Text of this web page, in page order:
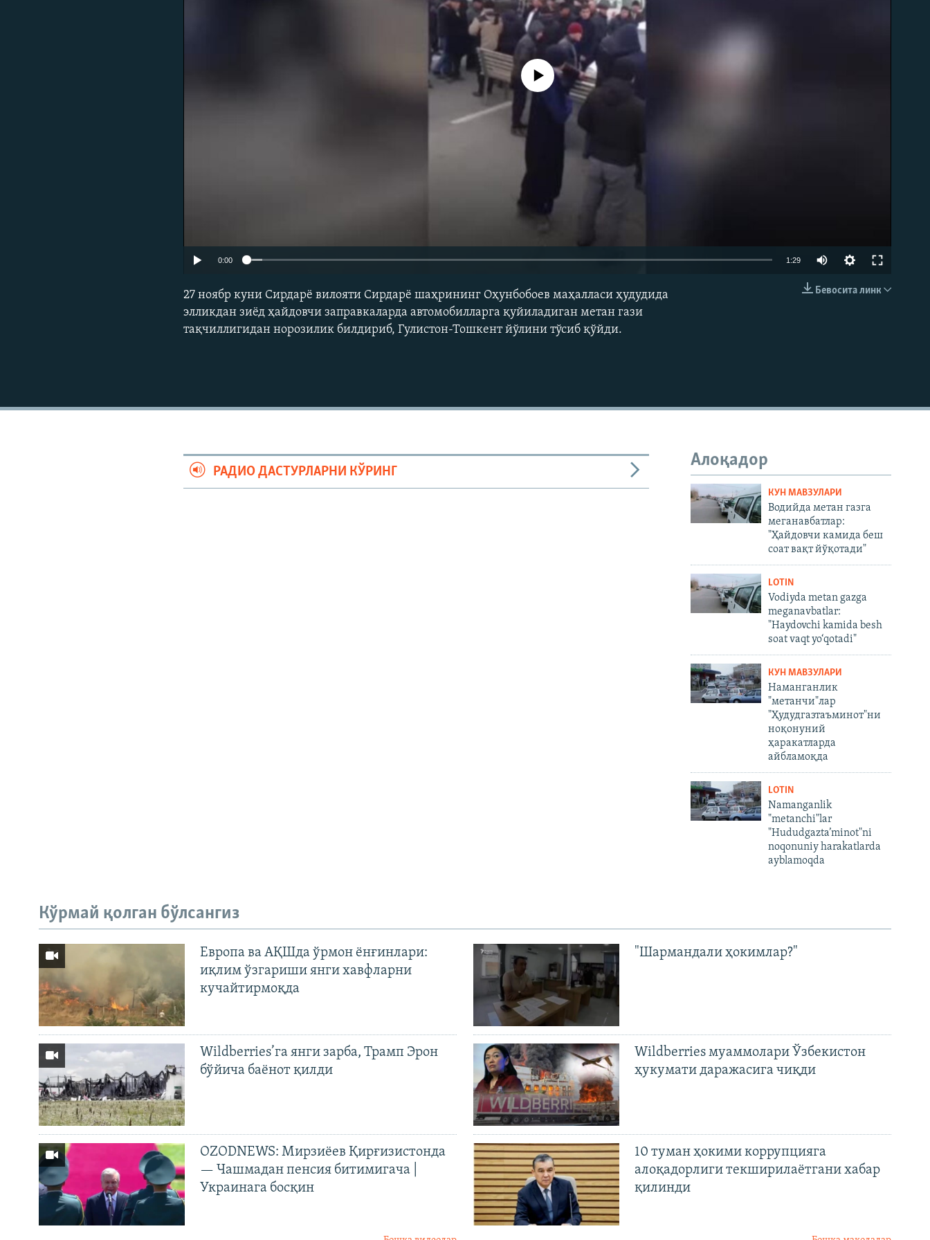
Айни дамда медиа-манба мавжуд эмас
0:00 1:29
Бевосита линк
27 ноябр куни Сирдарё вилояти Сирдарё шаҳрининг Оҳунбобоев маҳалласи ҳудудида
элликдан зиёд ҳайдовчи заправкаларда автомобилларга қуйиладиган метан гази
тақчиллигидан норозилик билдириб, Гулистон-Тошкент йўлини тўсиб қўйди.
Алоқадор
КУН МАВЗУЛАРИ
Водийда метан газга
меганавбатлар:
"Ҳайдовчи камида беш
соат вақт йўқотади"
LOTIN
Vodiyda metan gazga
meganavbatlar:
"Haydovchi kamida besh
soat vaqt yo‘qotadi"
КУН МАВЗУЛАРИ
Наманганлик
"метанчи"лар
"Ҳудудгазтаъминот"ни
ноқонуний
ҳаракатларда
айбламоқда
LOTIN
Namanganlik
"metanchi"lar
"Hududgazta’minot"ni
noqonuniy harakatlarda
ayblamoqda
РАДИО ДАСТУРЛАРНИ КЎРИНГ
Кўрмай қолган бўлсангиз
Европа ва АҚШда ўрмон ёнғинлари:
иқлим ўзгариши янги хавфларни
кучайтирмоқда
Wildberries’га янги зарба, Трамп Эрон
бўйича баёнот қилди
OZODNEWS: Мирзиёев Қирғизистонда
— Чашмадан пенсия битимигача |
Украинага босқин
"Шармандали ҳокимлар?"
Wildberries муаммолари Ўзбекистон
ҳукумати даражасига чиқди
10 туман ҳокими коррупцияга
алоқадорлиги текширилаётгани хабар
қилинди